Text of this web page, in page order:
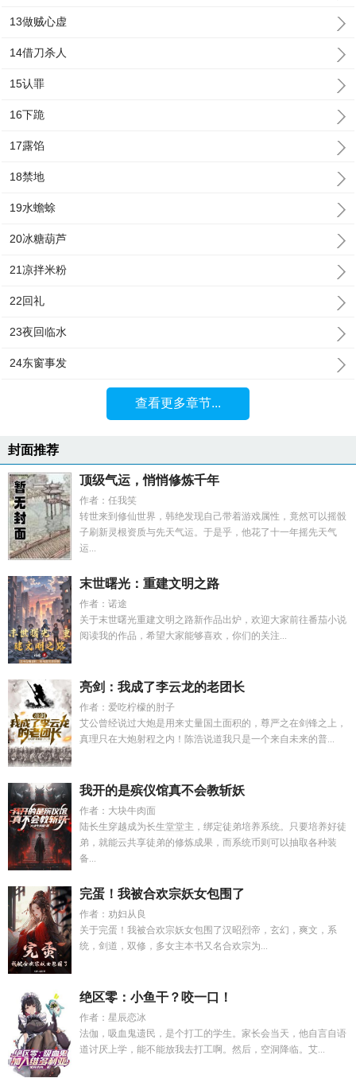
13做贼心虚
14借刀杀人
15认罪
16下跪
17露馅
18禁地
19水蟾蜍
20冰糖葫芦
21凉拌米粉
22回礼
23夜回临水
24东窗事发
查看更多章节...
封面推荐
顶级气运，悄悄修炼千年
作者：任我笑
转世来到修仙世界，韩绝发现自己带着游戏属性，竟然可以摇骰
子刷新灵根资质与先天气运。于是乎，他花了十一年摇先天气
运...
末世曙光：重建文明之路
作者：诺途
关于末世曙光重建文明之路新作品出炉，欢迎大家前往番茄小说
阅读我的作品，希望大家能够喜欢，你们的关注...
亮剑：我成了李云龙的老团长
作者：爱吃柠檬的肘子
艾公曾经说过大炮是用来丈量国土面积的，尊严之在剑锋之上，
真理只在大炮射程之内！陈浩说道我只是一个来自未来的普...
我开的是殡仪馆真不会教斩妖
作者：大块牛肉面
陆长生穿越成为长生堂堂主，绑定徒弟培养系统。只要培养好徒
弟，就能云共享徒弟的修炼成果，而系统币则可以抽取各种装
备...
完蛋！我被合欢宗妖女包围了
作者：劝妇从良
关于完蛋！我被合欢宗妖女包围了汉昭烈帝，玄幻，爽文，系
统，剑道，双修，多女主本书又名合欢宗为...
绝区零：小鱼干？咬一口！
作者：星辰恋冰
法伽，吸血鬼遗民，是个打工的学生。家长会当天，他自言自语
道讨厌上学，能不能放我去打工啊。然后，空洞降临。艾...